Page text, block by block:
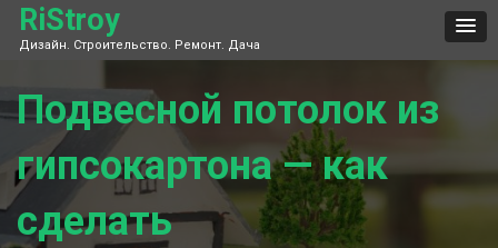
Skip
content
RiStroy
Дизайн. Строительство. Ремонт. Дача
Подвесной потолок из
гипсокартона — как
сделать